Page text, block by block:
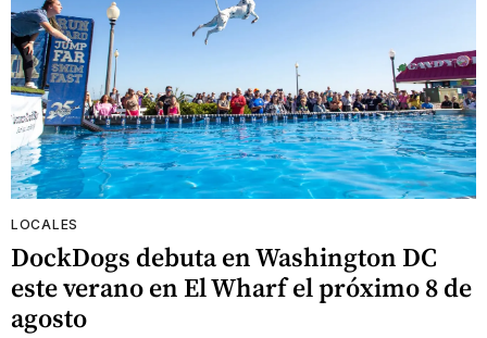
LOCALES
DockDogs debuta en Washington DC
este verano en El Wharf el próximo 8 de
agosto